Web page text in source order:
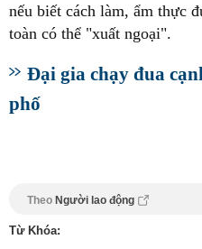
nếu biết cách làm, ẩm thực
toàn có thể "xuất ngoại".
Đại gia chạy đua
phố
Theo Người lao động
Từ Khóa: